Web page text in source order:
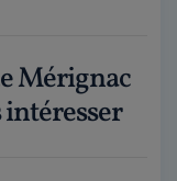
Mérignac
intéresser